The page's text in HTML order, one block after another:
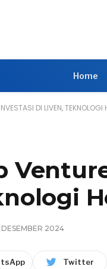
Home
DI LIVEN, TEKNOLOGI
DESEMBER 2024
Twitter